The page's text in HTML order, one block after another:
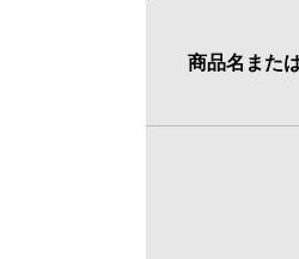
商品名また